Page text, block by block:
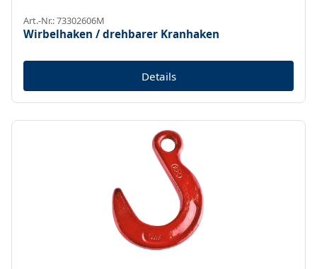
Art.-Nr.: 73302606M
Wirbelhaken / drehbarer Kranhaken
Details